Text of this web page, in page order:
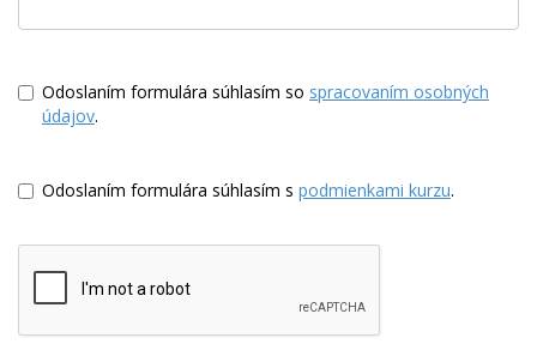
Odoslaním formulára súhlasím so spracovaním osobných
údajov.
Odoslaním formulára súhlasím s podmienkami kurzu.